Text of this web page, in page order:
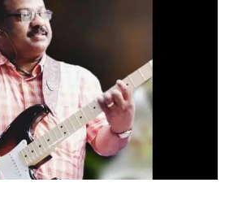
സഹായ ഹസ്തവുമായി കോൺഗ്രസ്
(അപ്പച്ചന്‍) നിര്യാതനായി